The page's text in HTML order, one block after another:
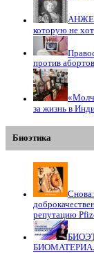
которую не
против абортов
за жизнь в
Биоэтика
репутацию